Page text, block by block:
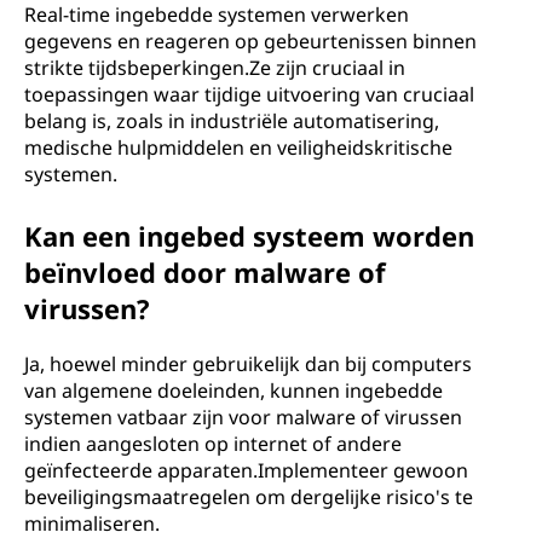
Real-time ingebedde systemen verwerken
gegevens en reageren op gebeurtenissen binnen
strikte tijdsbeperkingen.Ze zijn cruciaal in
toepassingen waar tijdige uitvoering van cruciaal
belang is, zoals in industriële automatisering,
medische hulpmiddelen en veiligheidskritische
systemen.
Kan een ingebed systeem worden
beïnvloed door malware of
virussen?
Ja, hoewel minder gebruikelijk dan bij computers
van algemene doeleinden, kunnen ingebedde
systemen vatbaar zijn voor malware of virussen
indien aangesloten op internet of andere
geïnfecteerde apparaten.Implementeer gewoon
beveiligingsmaatregelen om dergelijke risico's te
minimaliseren.